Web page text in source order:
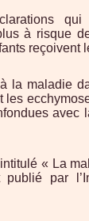
qui
à risque
reçoivent
la maladie
avec
« La
par